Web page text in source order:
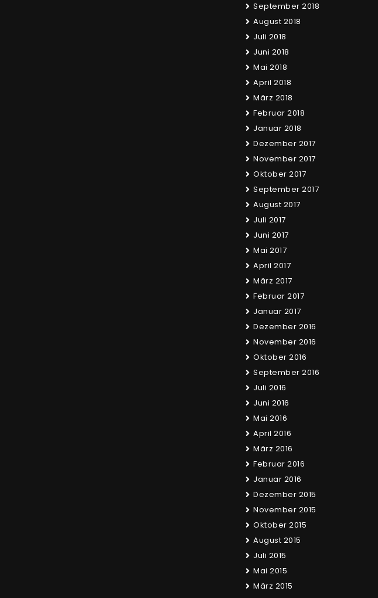
September 2018
August 2018
Juli 2018
Juni 2018
Mai 2018
April 2018
März 2018
Februar 2018
Januar 2018
Dezember 2017
November 2017
Oktober 2017
September 2017
August 2017
Juli 2017
Juni 2017
Mai 2017
April 2017
März 2017
Februar 2017
Januar 2017
Dezember 2016
November 2016
Oktober 2016
September 2016
Juli 2016
Juni 2016
Mai 2016
April 2016
März 2016
Februar 2016
Januar 2016
Dezember 2015
November 2015
Oktober 2015
August 2015
Juli 2015
Mai 2015
März 2015